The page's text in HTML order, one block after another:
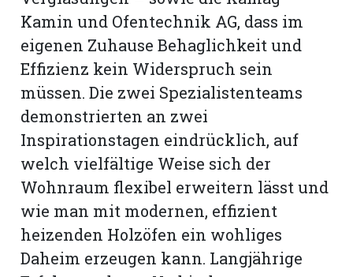
Kamin und Ofentechnik AG, dass im
eigenen Zuhause Behaglichkeit und
Effizienz kein Widerspruch sein
müssen. Die zwei Spezialis­tenteams
demonstrierten an zwei
Inspirationstagen eindrücklich, auf
welch vielfältige Weise sich der
Wohnraum flexibel erweitern lässt und
wie man mit modernen, effizient
heizenden Holzöfen ein wohliges
Daheim erzeugen kann. Langjährige